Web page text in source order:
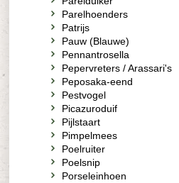
Parelhoenders
Patrijs
Pauw (Blauwe)
Pennantrosella
Pepervreters / Arassari's
Peposaka-eend
Pestvogel
Picazuroduif
Pijlstaart
Pimpelmees
Poelruiter
Poelsnip
Porseleinhoen